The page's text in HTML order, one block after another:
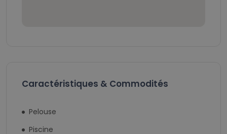
Caractéristiques & Commodités
Pelouse
Piscine